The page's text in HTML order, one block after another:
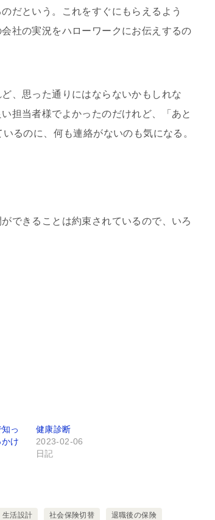
だという。これをすぐにもらえるよう
社の実況をハローワークにお伝えするの
、思った通りにはならないかもしれな
担当者様でよかったのだけれど、「あと
るのに、何も連絡がないのも気になる。
できることは約束されているので、いろ
っ
け
健康診断
2023-02-06
日記
生活設計 社会保険切替 退職後の保険